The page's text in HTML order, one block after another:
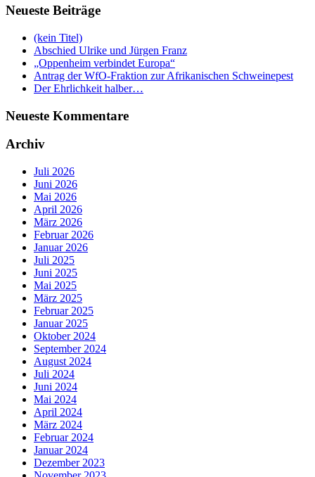
Neueste Beiträge
(kein Titel)
Abschied Ulrike und Jürgen Franz
„Oppenheim verbindet Europa“
Antrag der WfO-Fraktion zur Afrikanischen Schweinepest
Der Ehrlichkeit halber…
Neueste Kommentare
Archiv
Juli 2026
Juni 2026
Mai 2026
April 2026
März 2026
Februar 2026
Januar 2026
Juli 2025
Juni 2025
Mai 2025
März 2025
Februar 2025
Januar 2025
Oktober 2024
September 2024
August 2024
Juli 2024
Juni 2024
Mai 2024
April 2024
März 2024
Februar 2024
Januar 2024
Dezember 2023